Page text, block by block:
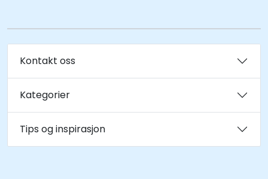
Kontakt oss
Kategorier
Tips og inspirasjon